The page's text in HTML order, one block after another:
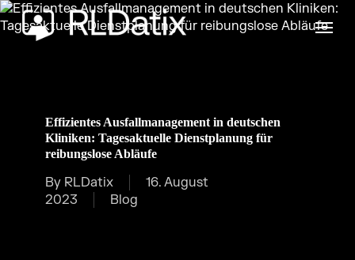
Skip
to
Menu
Effizientes Ausfallmanagement in deutschen
Kliniken: Tagesaktuelle Dienstplanung für
reibungslose Abläufe
By RLDatix
16. August
2023
Blog